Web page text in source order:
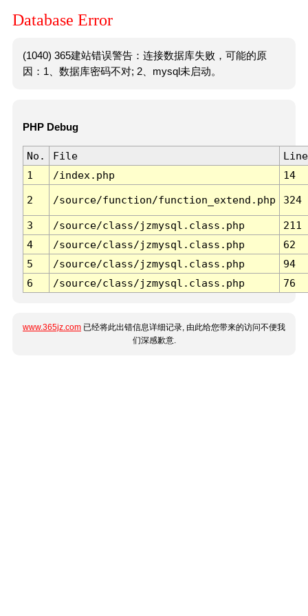
Database Error
(1040) 365建站错误警告：连接数据库失败，可能的原
因：1、数据库密码不对; 2、mysql未启动。
PHP Debug
No. File
Line
1
/index.php 14
2 /source/function/function_extend.php 324
3 /source/class/jzmysql.class.php
211
4
/source/class/jzmysql.class.php
62
5
/source/class/jzmysql.class.php
94
6
/source/class/jzmysql.class.php 76
www.365jz.com 已经将此出错信息详细记录, 由此给您带来的访问不便我
们深感歉意.